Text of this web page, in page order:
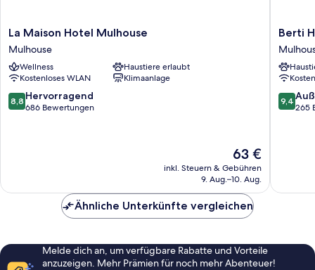
La
Maison
Hotel
Mulhouse
Mulhouse
La Maison Hotel Mulhouse
Mulhouse
Wellness
Haustiere erlaubt
Kostenloses WLAN
Klimaanlage
8.8
von
8,8 Hervorragend
686 Bewertungen
Der
Preis
beträgt
63 €
inkl. Steuern & Gebühren
9. Aug.–10. Aug.
Berti
Hôtel
Centre
Gare
Berti
9.4
von
9,4
265
Ähnliche Unterkünfte vergleichen
Melde dich an, um verfügbare Rabatte und Vorteile
anzuzeigen. Mehr Prämien für noch mehr Abenteuer!